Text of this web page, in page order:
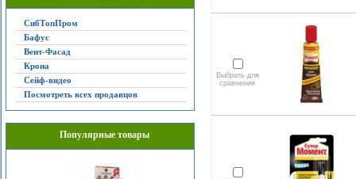
СибТопПром
Бафус
Вент-Фасад
Крона
Сейф-видео
Посмотреть всех продавцов
Популярные товары
Выбрать для
сравнения